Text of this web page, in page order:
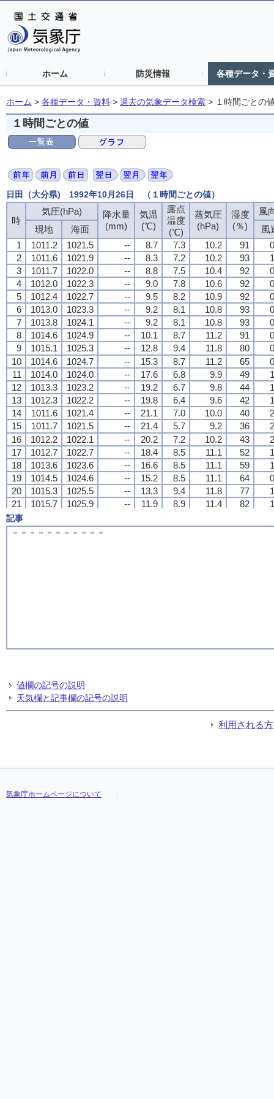
ホーム 防災情報 各種データ・
ホーム > 各種データ・資料 > 過去の気象データ検索 > １時間ごとの
１時間ごとの値
日田（大分県) 1992年10月26日 （１時間ごとの値）
時
気圧(hPa)
降水量
(mm)
気温
(℃)
露点
温度
(℃)
蒸気圧
(hPa)
湿度
(％)
風
現地
海面
風
1
1011.2 1021.5 -- 8.7 7.3 10.2 91
2
1011.6 1021.9 -- 8.3 7.2 10.2 93
3
1011.7 1022.0 -- 8.8 7.5 10.4 92
4
1012.0 1022.3 -- 9.0 7.8 10.6 92
5
1012.4 1022.7 -- 9.5 8.2 10.9 92
6
1013.0 1023.3 -- 9.2 8.1 10.8 93
7
1013.8 1024.1 -- 9.2 8.1 10.8 93
8
1014.6 1024.9 -- 10.1 8.7 11.2 91
9
1015.1 1025.3 -- 12.8 9.4 11.8 80
10
1014.6 1024.7 -- 15.3 8.7 11.2 65
11
1014.0 1024.0 -- 17.6 6.8 9.9 49
12
1013.3 1023.2 -- 19.2 6.7 9.8 44
13
1012.3 1022.2 -- 19.8 6.4 9.6 42
14
1011.6 1021.4 -- 21.1 7.0 10.0 40
15
1011.7 1021.5 -- 21.4 5.7 9.2 36
16
1012.2 1022.1 -- 20.2 7.2 10.2 43
17
1012.7 1022.7 -- 18.4 8.5 11.1 52
18
1013.6 1023.6 -- 16.6 8.5 11.1 59
19
1014.5 1024.6 -- 15.2 8.5 11.1 64
20
1015.3 1025.5 -- 13.3 9.4 11.8 77
21
1015.7 1025.9 -- 11.9 8.9 11.4 82
22
23
1016.6 1026.9 -- 9.9 8.1 10.8 89
時
気圧(hPa)
降水量
(mm)
気温
(℃)
露点
温度
(℃)
蒸気圧
(hPa)
湿度
(％)
風
現地
海面
風
1
1011.2 1021.5 -- 8.7 7.3 10.2 91
2
1011.6 1021.9 -- 8.3 7.2 10.2 93
3
1011.7 1022.0 -- 8.8 7.5 10.4 92
4
1012.0 1022.3 -- 9.0 7.8 10.6 92
5
1012.4 1022.7 -- 9.5 8.2 10.9 92
6
1013.0 1023.3 -- 9.2 8.1 10.8 93
7
1013.8 1024.1 -- 9.2 8.1 10.8 93
8
1014.6 1024.9 -- 10.1 8.7 11.2 91
9
1015.1 1025.3 -- 12.8 9.4 11.8 80
10
1014.6 1024.7 -- 15.3 8.7 11.2 65
11
1014.0 1024.0 -- 17.6 6.8 9.9 49
12
1013.3 1023.2 -- 19.2 6.7 9.8 44
13
1012.3 1022.2 -- 19.8 6.4 9.6 42
14
1011.6 1021.4 -- 21.1 7.0 10.0 40
15
1011.7 1021.5 -- 21.4 5.7 9.2 36
16
1012.2 1022.1 -- 20.2 7.2 10.2 43
17
1012.7 1022.7 -- 18.4 8.5 11.1 52
18
1013.6 1023.6 -- 16.6 8.5 11.1 59
19
1014.5 1024.6 -- 15.2 8.5 11.1 64
20
1015.3 1025.5 -- 13.3 9.4 11.8 77
21
1015.7 1025.9 -- 11.9 8.9 11.4 82
22
23
1016.6 1026.9 -- 9.9 8.1 10.8 89
時
気圧(hPa)
降水量
(mm)
気温
(℃)
露点
温度
(℃)
蒸気圧
(hPa)
湿度
(％)
風
現地
海面
風
1
1011.2 1021.5 -- 8.7 7.3 10.2 91
2
1011.6 1021.9 -- 8.3 7.2 10.2 93
3
1011.7 1022.0 -- 8.8 7.5 10.4 92
4
1012.0 1022.3 -- 9.0 7.8 10.6 92
5
1012.4 1022.7 -- 9.5 8.2 10.9 92
6
1013.0 1023.3 -- 9.2 8.1 10.8 93
7
1013.8 1024.1 -- 9.2 8.1 10.8 93
8
1014.6 1024.9 -- 10.1 8.7 11.2 91
9
1015.1 1025.3 -- 12.8 9.4 11.8 80
10
1014.6 1024.7 -- 15.3 8.7 11.2 65
11
1014.0 1024.0 -- 17.6 6.8 9.9 49
12
1013.3 1023.2 -- 19.2 6.7 9.8 44
13
1012.3 1022.2 -- 19.8 6.4 9.6 42
14
1011.6 1021.4 -- 21.1 7.0 10.0 40
15
1011.7 1021.5 -- 21.4 5.7 9.2 36
16
1012.2 1022.1 -- 20.2 7.2 10.2 43
17
1012.7 1022.7 -- 18.4 8.5 11.1 52
18
1013.6 1023.6 -- 16.6 8.5 11.1 59
19
1014.5 1024.6 -- 15.2 8.5 11.1 64
20
1015.3 1025.5 -- 13.3 9.4 11.8 77
21
1015.7 1025.9 -- 11.9 8.9 11.4 82
22
23
1016.6 1026.9 -- 9.9 8.1 10.8 89
時
気圧(hPa)
降水量
(mm)
気温
(℃)
露点
温度
(℃)
蒸気圧
(hPa)
湿度
(％)
風
現地
海面
風
1
1011.2 1021.5 -- 8.7 7.3 10.2 91
2
1011.6 1021.9 -- 8.3 7.2 10.2 93
3
1011.7 1022.0 -- 8.8 7.5 10.4 92
4
1012.0 1022.3 -- 9.0 7.8 10.6 92
5
1012.4 1022.7 -- 9.5 8.2 10.9 92
6
1013.0 1023.3 -- 9.2 8.1 10.8 93
7
1013.8 1024.1 -- 9.2 8.1 10.8 93
8
1014.6 1024.9 -- 10.1 8.7 11.2 91
9
1015.1 1025.3 -- 12.8 9.4 11.8 80
10
1014.6 1024.7 -- 15.3 8.7 11.2 65
11
1014.0 1024.0 -- 17.6 6.8 9.9 49
12
1013.3 1023.2 -- 19.2 6.7 9.8 44
13
1012.3 1022.2 -- 19.8 6.4 9.6 42
14
1011.6 1021.4 -- 21.1 7.0 10.0 40
15
1011.7 1021.5 -- 21.4 5.7 9.2 36
16
1012.2 1022.1 -- 20.2 7.2 10.2 43
17
1012.7 1022.7 -- 18.4 8.5 11.1 52
18
1013.6 1023.6 -- 16.6 8.5 11.1 59
19
1014.5 1024.6 -- 15.2 8.5 11.1 64
20
1015.3 1025.5 -- 13.3 9.4 11.8 77
21
1015.7 1025.9 -- 11.9 8.9 11.4 82
22
23
1016.6 1026.9 -- 9.9 8.1 10.8 89
記事
－－－－－－－－－－－
値欄の記号の説明
天気欄と記事欄の記号の説明
利用される
気象庁ホームページについて